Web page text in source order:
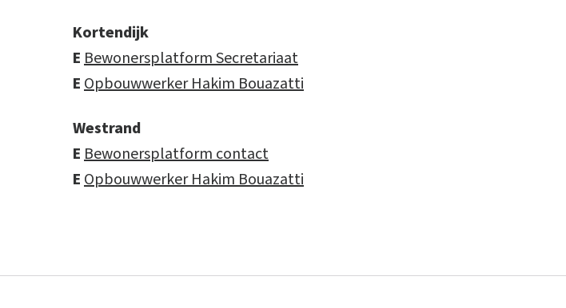
Kortendijk
EBewonersplatform Secretariaat
EOpbouwwerker Hakim Bouazatti
Westrand
EBewonersplatform contact
EOpbouwwerker Hakim Bouazatti